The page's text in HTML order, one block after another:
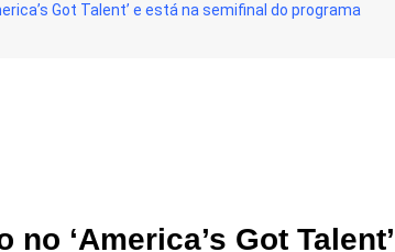
Got Talent’ e está na semifinal do programa
‘America’s Got